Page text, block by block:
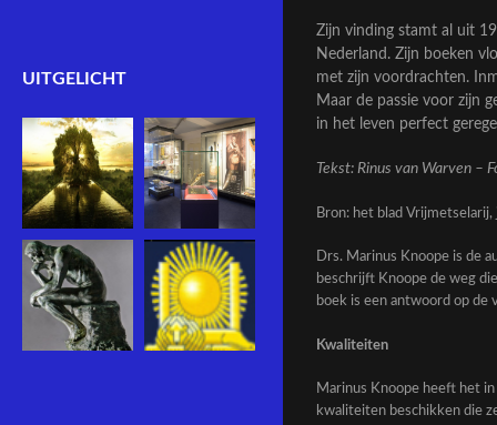
UITGELICHT
Zijn vinding stamt al uit
Nederland. Zijn boeken
met zijn voordrachten.
Maar de passie voor zijn
in het leven perfect
Tekst: Rinus van Warven –
Bron: het blad
Drs. Marinus Knoope is de
beschrijft Knoope de weg
boek is een antwoord op de
Kwaliteiten
Marinus Knoope heeft het
kwaliteiten beschikken die